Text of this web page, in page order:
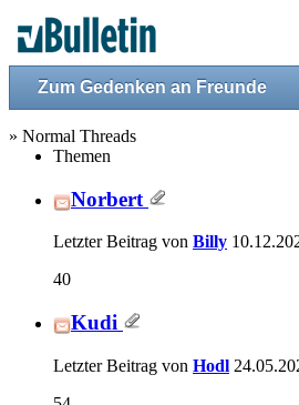
Zum Gedenken an Freunde
» Normal Threads
Themen
Norbert
Letzter Beitrag von Billy
40
Kudi
Letzter Beitrag von Hodl